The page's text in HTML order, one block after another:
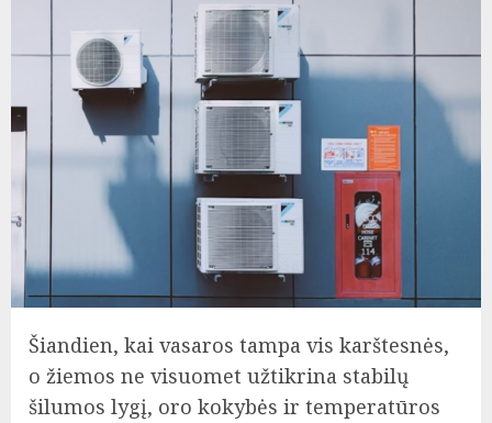
Šiandien, kai vasaros tampa vis karštesnės,
o žiemos ne visuomet užtikrina stabilų
šilumos lygį, oro kokybės ir temperatūros